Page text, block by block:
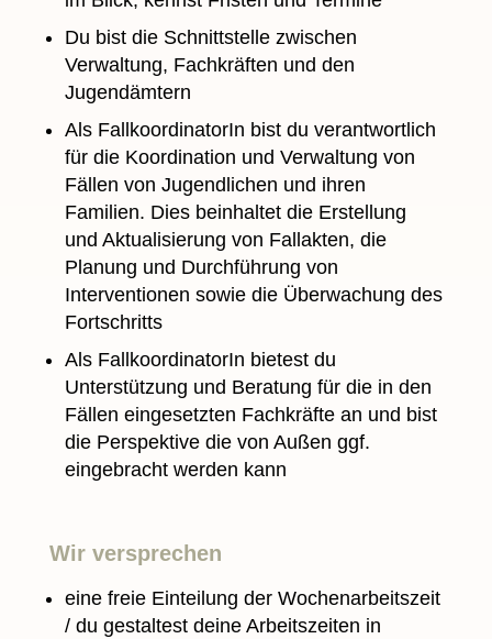
Du bist die Schnittstelle zwischen
Verwaltung, Fachkräften und den
Jugendämtern
Als FallkoordinatorIn bist du verantwortlich
für die Koordination und Verwaltung von
Fällen von Jugendlichen und ihren
Familien. Dies beinhaltet die Erstellung
und Aktualisierung von Fallakten, die
Planung und Durchführung von
Interventionen sowie die Überwachung des
Fortschritts
Als FallkoordinatorIn bietest du
Unterstützung und Beratung für die in den
Fällen eingesetzten Fachkräfte an und bist
die Perspektive die von Außen ggf.
eingebracht werden kann
Wir versprechen
eine freie Einteilung der Wochenarbeitszeit
/ du gestaltest deine Arbeitszeiten in